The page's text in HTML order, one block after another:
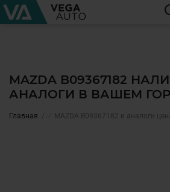
MAZDA B09367182
АНАЛОГИ В ВАШЕМ
Главная ✅ MAZDA B09367182 и аналоги